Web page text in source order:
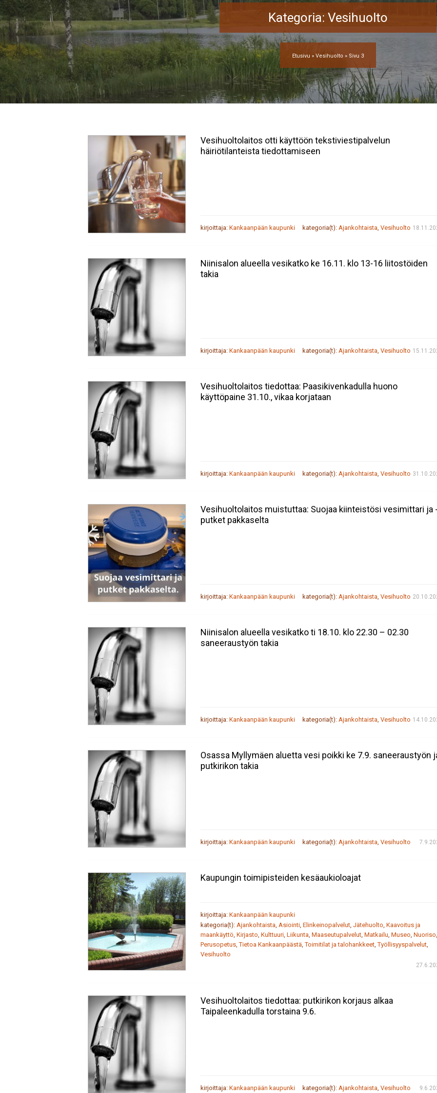
Kategoria: Vesihuolto
Etusivu » Vesihuolto » Sivu 3
Vesihuoltolaitos otti käyttöön tekstiviestipalvelun
häiriötilanteista tiedottamiseen
kirjoittaja: Kankaanpään kaupunki kategoria(t): Ajankohtaista Vesihuolto
Niinisalon alueella vesikatko ke 16.11. klo 13-16 liitostöiden
takia
kirjoittaja: Kankaanpään kaupunki kategoria(t): Ajankohtaista Vesihuolto
Vesihuoltolaitos tiedottaa: Paasikivenkadulla huono
käyttöpaine 31.10., vikaa korjataan
kirjoittaja: Kankaanpään kaupunki kategoria(t): Ajankohtaista Vesihuolto
Vesihuoltolaitos muistuttaa: Suojaa kiinteistösi vesimittari ja -
putket pakkaselta
kirjoittaja: Kankaanpään kaupunki kategoria(t): Ajankohtaista Vesihuolto
Niinisalon alueella vesikatko ti 18.10. klo 22.30 – 02.30
saneeraustyön takia
kirjoittaja: Kankaanpään kaupunki kategoria(t): Ajankohtaista Vesihuolto
Osassa Myllymäen aluetta vesi poikki ke 7.9. saneeraustyön
putkirikon takia
kirjoittaja: Kankaanpään kaupunki kategoria(t): Ajankohtaista, Vesihuolto
Kaupungin toimipisteiden kesäaukioloajat
kirjoittaja: Kankaanpään kaupunki
kategoria(t): Ajankohtaista, Asiointi, Elinkeinopalvelut, Jätehuolto, Kaavoitus ja
maankäyttö, Kirjasto, Kulttuuri, Liikunta, Maaseutupalvelut, Matkailu, Museo, Nuoriso,
Perusopetus,Tietoa Kankaanpäästä,Toimitilat ja talohankkeet,Työllisyyspalvelut,
Vesihuolto
Vesihuoltolaitos tiedottaa: putkirikon korjaus alkaa
Taipaleenkadulla torstaina 9.6.
kirjoittaja: Kankaanpään kaupunki kategoria(t): Ajankohtaista, Vesihuolto